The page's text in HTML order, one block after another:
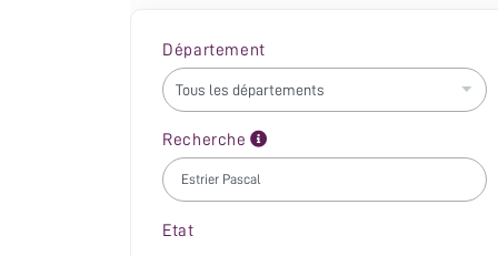
Département
Recherche
Etat